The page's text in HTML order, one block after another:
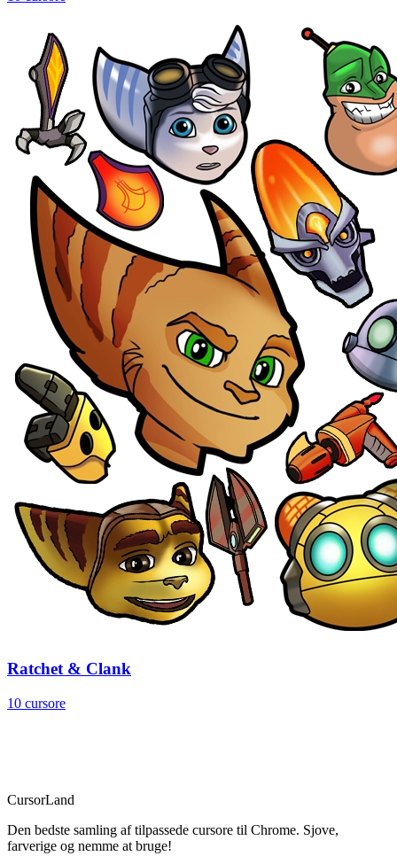
Ratchet & Clank
10 cursore
CursorLand
Den bedste samling af tilpassede cursore til Chrome. Sjove,
farverige og nemme at bruge!